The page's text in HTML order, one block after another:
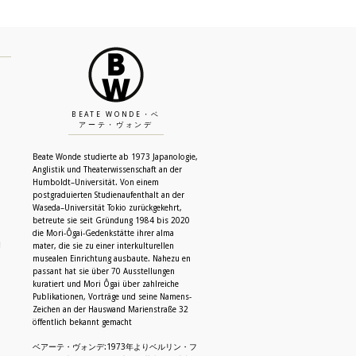
BEATE WONDE・ベ
アーテ・ヴォンデ
Beate Wonde studierte ab 1973 Japanologie,
Anglistik und Theaterwissenschaft an der
Humboldt–Universität. Von einem
postgraduierten Studienaufenthalt an der
Waseda–Universität Tokio zurückgekehrt,
betreute sie seit Gründung 1984 bis 2020
die Mori-Ôgai-Gedenkstätte ihrer alma
mater, die sie zu einer interkulturellen
musealen Einrichtung ausbaute. Nahezu en
passant hat sie über 70 Ausstellungen
kuratiert und Mori Ôgai über zahlreiche
Publikationen, Vorträge und seine Namens-
Zeichen an der Hauswand Marienstraße 32
öffentlich bekannt gemacht
ベアーテ・ヴォンデ:1973年よりベルリン・フ